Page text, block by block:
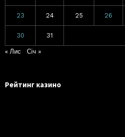
23 24 25 26
30 31
« Лис Січ »
Рейтинг казино